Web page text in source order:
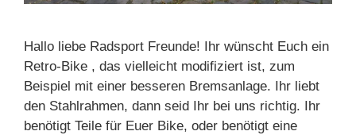
Hallo liebe Radsport Freunde! Ihr wünscht Euch ein
Retro-Bike , das vielleicht modifiziert ist, zum
Beispiel mit einer besseren Bremsanlage. Ihr liebt
den Stahlrahmen, dann seid Ihr bei uns richtig. Ihr
benötigt Teile für Euer Bike, oder benötigt eine